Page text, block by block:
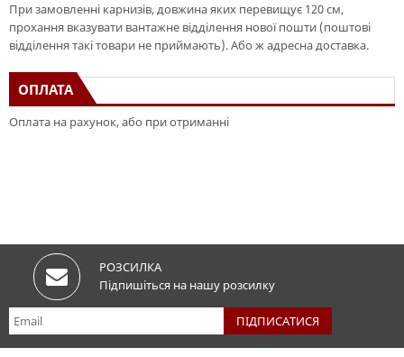
При замовленні карнизів, довжина яких перевищує 120 см,
прохання вказувати вантажне відділення нової пошти (поштові
відділення такі товари не приймають). Або ж адресна доставка.
ОПЛАТА
Оплата на рахунок, або при отриманні
РОЗСИЛКА
Підпишіться на нашу розсилку